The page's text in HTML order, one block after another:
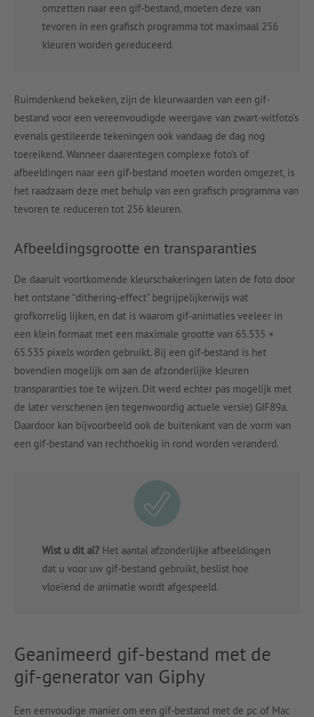
omzetten naar een gif-bestand, moeten deze van
tevoren in een grafisch programma tot maximaal 256
kleuren worden gereduceerd.
Ruimdenkend bekeken, zijn de kleurwaarden van een gif-
bestand voor een vereenvoudigde weergave van zwart-witfoto’s
evenals gestileerde tekeningen ook vandaag de dag nog
toereikend. Wanneer daarentegen complexe foto’s of
afbeeldingen naar een gif-bestand moeten worden omgezet, is
het raadzaam deze met behulp van een grafisch programma van
tevoren te reduceren tot 256 kleuren.
Afbeeldingsgrootte en transparanties
De daaruit voortkomende kleurschakeringen laten de foto door
het ontstane “dithering-effect” begrijpelijkerwijs wat
grofkorrelig lijken, en dat is waarom gif-animaties veeleer in
een klein formaat met een maximale grootte van 65.535 ×
65.535 pixels worden gebruikt. Bij een gif-bestand is het
bovendien mogelijk om aan de afzonderlijke kleuren
transparanties toe te wijzen. Dit werd echter pas mogelijk met
de later verschenen (en tegenwoordig actuele versie) GIF89a.
Daardoor kan bijvoorbeeld ook de buitenkant van de vorm van
een gif-bestand van rechthoekig in rond worden veranderd.
Wist u dit al? Het aantal afzonderlijke afbeeldingen
dat u voor uw gif-bestand gebruikt, beslist hoe
vloeiend de animatie wordt afgespeeld.
Geanimeerd gif-bestand met de
gif-generator van Giphy
Een eenvoudige manier om een gif-bestand met de pc of Mac